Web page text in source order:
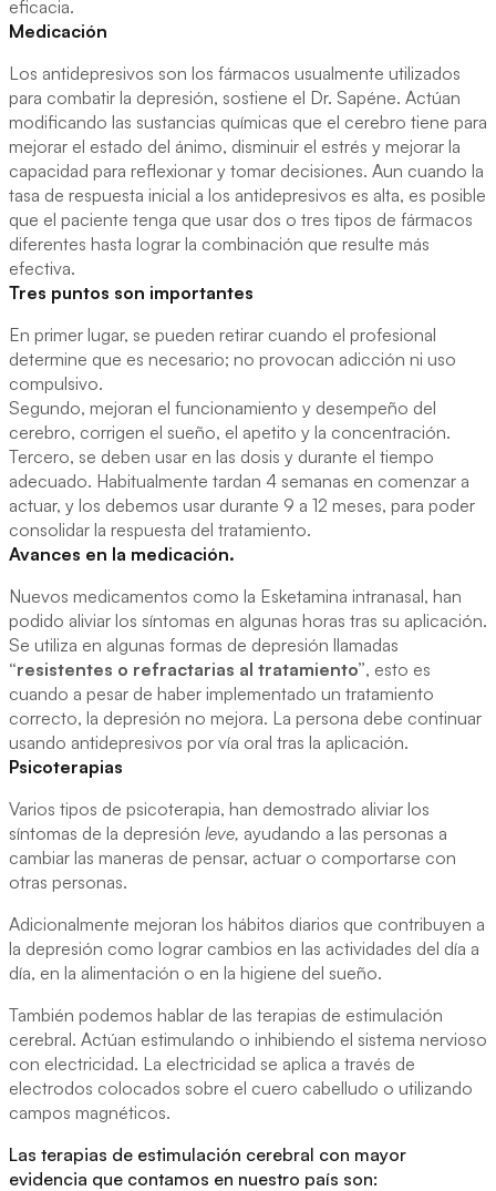
eficacia.
Medicación
Los antidepresivos son los fármacos usualmente utilizados
para combatir la depresión, sostiene el Dr. Sapéne. Actúan
modificando las sustancias químicas que el cerebro tiene para
mejorar el estado del ánimo, disminuir el estrés y mejorar la
capacidad para reflexionar y tomar decisiones. Aun cuando la
tasa de respuesta inicial a los antidepresivos es alta, es posible
que el paciente tenga que usar dos o tres tipos de fármacos
diferentes hasta lograr la combinación que resulte más
efectiva.
Tres puntos son importantes
En primer lugar, se pueden retirar cuando el profesional
determine que es necesario; no provocan adicción ni uso
compulsivo.
Segundo, mejoran el funcionamiento y desempeño del
cerebro, corrigen el sueño, el apetito y la concentración.
Tercero, se deben usar en las dosis y durante el tiempo
adecuado. Habitualmente tardan 4 semanas en comenzar a
actuar, y los debemos usar durante 9 a 12 meses, para poder
consolidar la respuesta del tratamiento.
Avances en la medicación.
Nuevos medicamentos como la Esketamina intranasal, han
podido aliviar los síntomas en algunas horas tras su aplicación.
Se utiliza en algunas formas de depresión llamadas
“resistentes o refractarias al tratamiento”, esto es
cuando a pesar de haber implementado un tratamiento
correcto, la depresión no mejora. La persona debe continuar
usando antidepresivos por vía oral tras la aplicación.
Psicoterapias
Varios tipos de psicoterapia, han demostrado aliviar los
síntomas de la depresión leve, ayudando a las personas a
cambiar las maneras de pensar, actuar o comportarse con
otras personas.
Adicionalmente mejoran los hábitos diarios que contribuyen a
la depresión como lograr cambios en las actividades del día a
día, en la alimentación o en la higiene del sueño.
También podemos hablar de las terapias de estimulación
cerebral. Actúan estimulando o inhibiendo el sistema nervioso
con electricidad. La electricidad se aplica a través de
electrodos colocados sobre el cuero cabelludo o utilizando
campos magnéticos.
Las terapias de estimulación cerebral con mayor
evidencia que contamos en nuestro país son: